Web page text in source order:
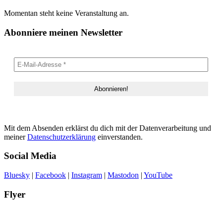
Momentan steht keine Veranstaltung an.
Abonniere meinen Newsletter
Mit dem Absenden erklärst du dich mit der Datenverarbeitung und
meinerDatenschutzerklärung einverstanden.
Social Media
Bluesky | Facebook | Instagram | Mastodon | YouTube
Flyer